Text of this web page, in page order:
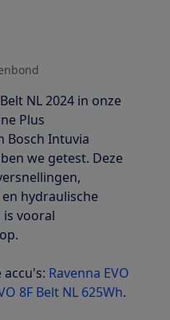
NL 2024 in onze
Plus
Bosch Intuvia
we getest. Deze
hydraulische
vooral
Ravenna EVO
8F Belt NL 625Wh.